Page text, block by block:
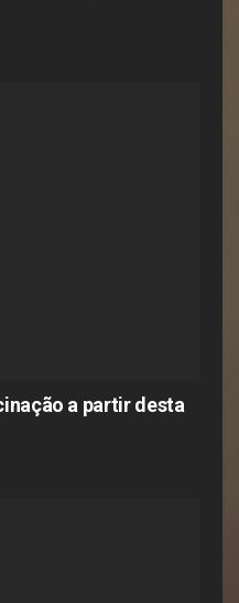
a partir desta